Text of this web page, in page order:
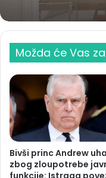
Možda će Vas
Bivši princ Andrew
zbog zloupotrebe